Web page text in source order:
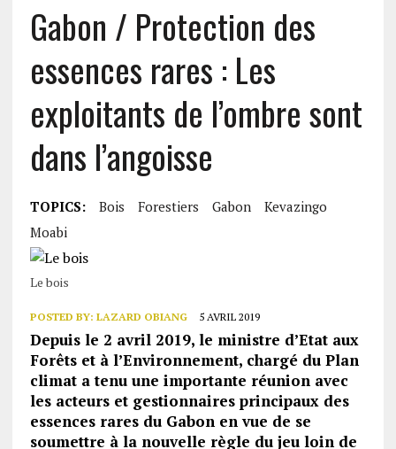
Gabon / Protection des
essences rares : Les
exploitants de l’ombre sont
dans l’angoisse
TOPICS: Bois Forestiers Gabon
Kevazingo
Moabi
Le bois
POSTED BY: LAZARD OBIANG 5 AVRIL 2019
Depuis le 2 avril 2019, le ministre d’Etat aux
Forêts et à l’Environnement, chargé du Plan
climat a tenu une importante réunion avec
les acteurs et gestionnaires principaux des
essences rares du Gabon en vue de se
soumettre à la nouvelle règle du jeu loin de